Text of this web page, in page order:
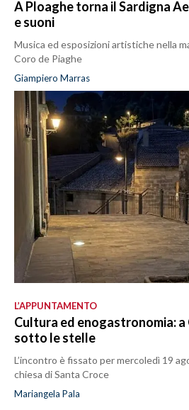
A Ploaghe torna il Sardigna
e suoni
Musica ed esposizioni artistiche nella
Coro de Piaghe
Giampiero Marras
L’APPUNTAMENTO
Cultura ed enogastronomia:
sotto le stelle
L’incontro è fissato per mercoledì 19
chiesa di Santa Croce
Mariangela Pala